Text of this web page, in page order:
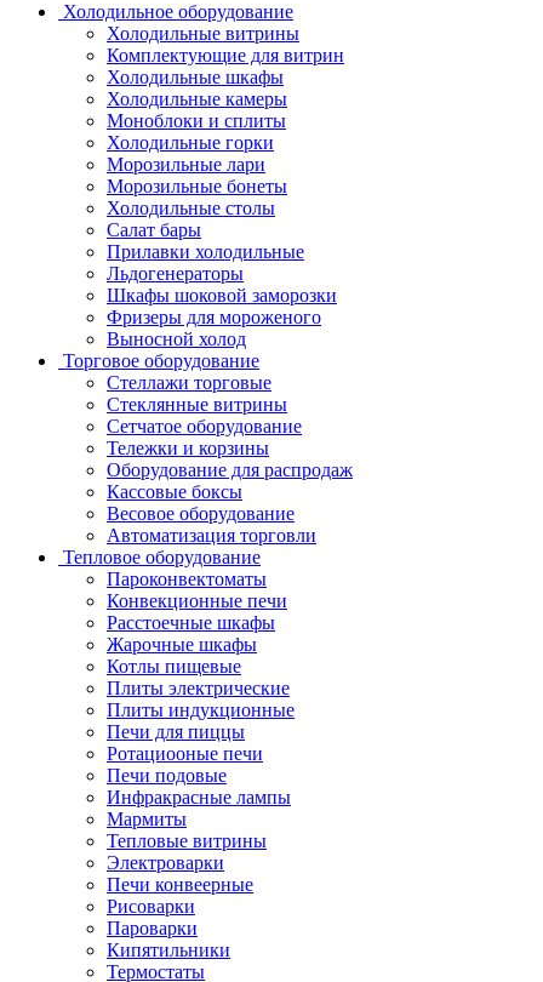
Холодильное оборудование
Холодильные витрины
Комплектующие для витрин
Холодильные шкафы
Холодильные камеры
Моноблоки и сплиты
Холодильные горки
Морозильные лари
Морозильные бонеты
Холодильные столы
Салат бары
Прилавки холодильные
Льдогенераторы
Шкафы шоковой заморозки
Фризеры для мороженого
Выносной холод
Торговое оборудование
Стеллажи торговые
Стеклянные витрины
Сетчатое оборудование
Тележки и корзины
Оборудование для распродаж
Кассовые боксы
Весовое оборудование
Автоматизация торговли
Тепловое оборудование
Пароконвектоматы
Конвекционные печи
Расстоечные шкафы
Жарочные шкафы
Котлы пищевые
Плиты электрические
Плиты индукционные
Печи для пиццы
Ротациооные печи
Печи подовые
Инфракрасные лампы
Мармиты
Тепловые витрины
Электроварки
Печи конвеерные
Рисоварки
Пароварки
Кипятильники
Термостаты